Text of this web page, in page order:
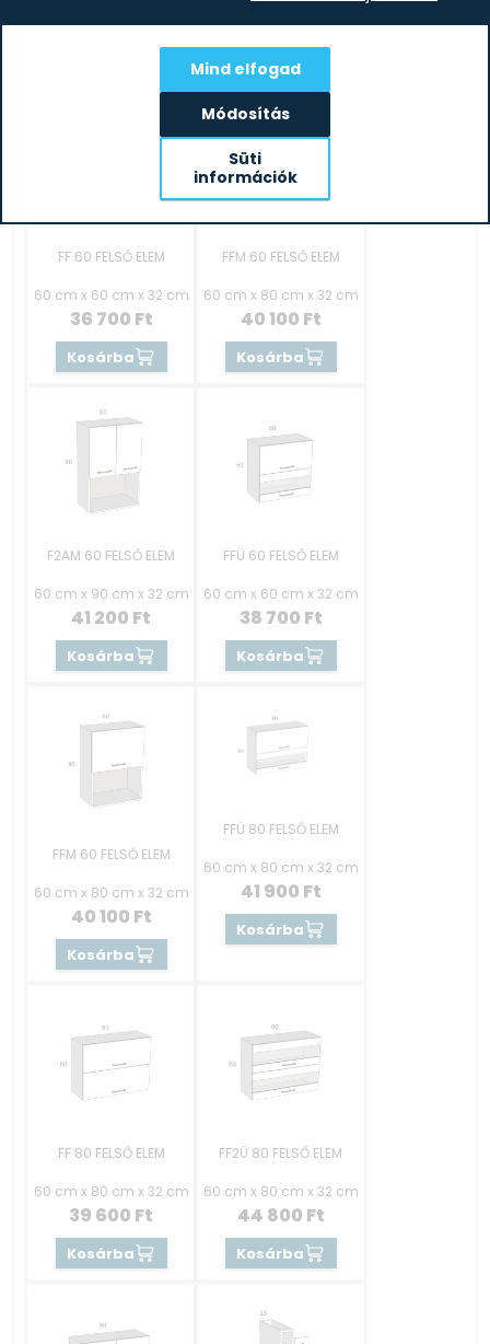
42 100Ft 42 100Ft
Kosárba
FF 60 FELSŐ ELEM
60 cm x 60 cm x 32 cm
36 700 Ft
Kosárba
FFM 60 FELSŐ ELEM
60 cm x 80 cm x 32 cm
40 100 Ft
Kosárba
F2AM 60 FELSŐ ELEM
60 cm x 90 cm x 32 cm
41 200 Ft
Kosárba
FFÜ 60 FELSŐ ELEM
60 cm x 60 cm x 32 cm
38 700 Ft
Kosárba
FFM 60 FELSŐ ELEM
60 cm x 80 cm x 32 cm
40 100 Ft
Kosárba
FFÜ 80 FELSŐ ELEM
60 cm x 80 cm x 32 cm
41 900 Ft
Kosárba
FF 80 FELSŐ ELEM
60 cm x 80 cm x 32 cm
39 600 Ft
Kosárba
FF2Ü 80 FELSŐ ELEM
60 cm x 80 cm x 32 cm
44 800 Ft
Kosárba
Mind elfogad
Módosítás
Süti
információk